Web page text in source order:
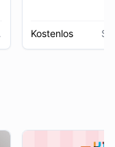
Kostenlos